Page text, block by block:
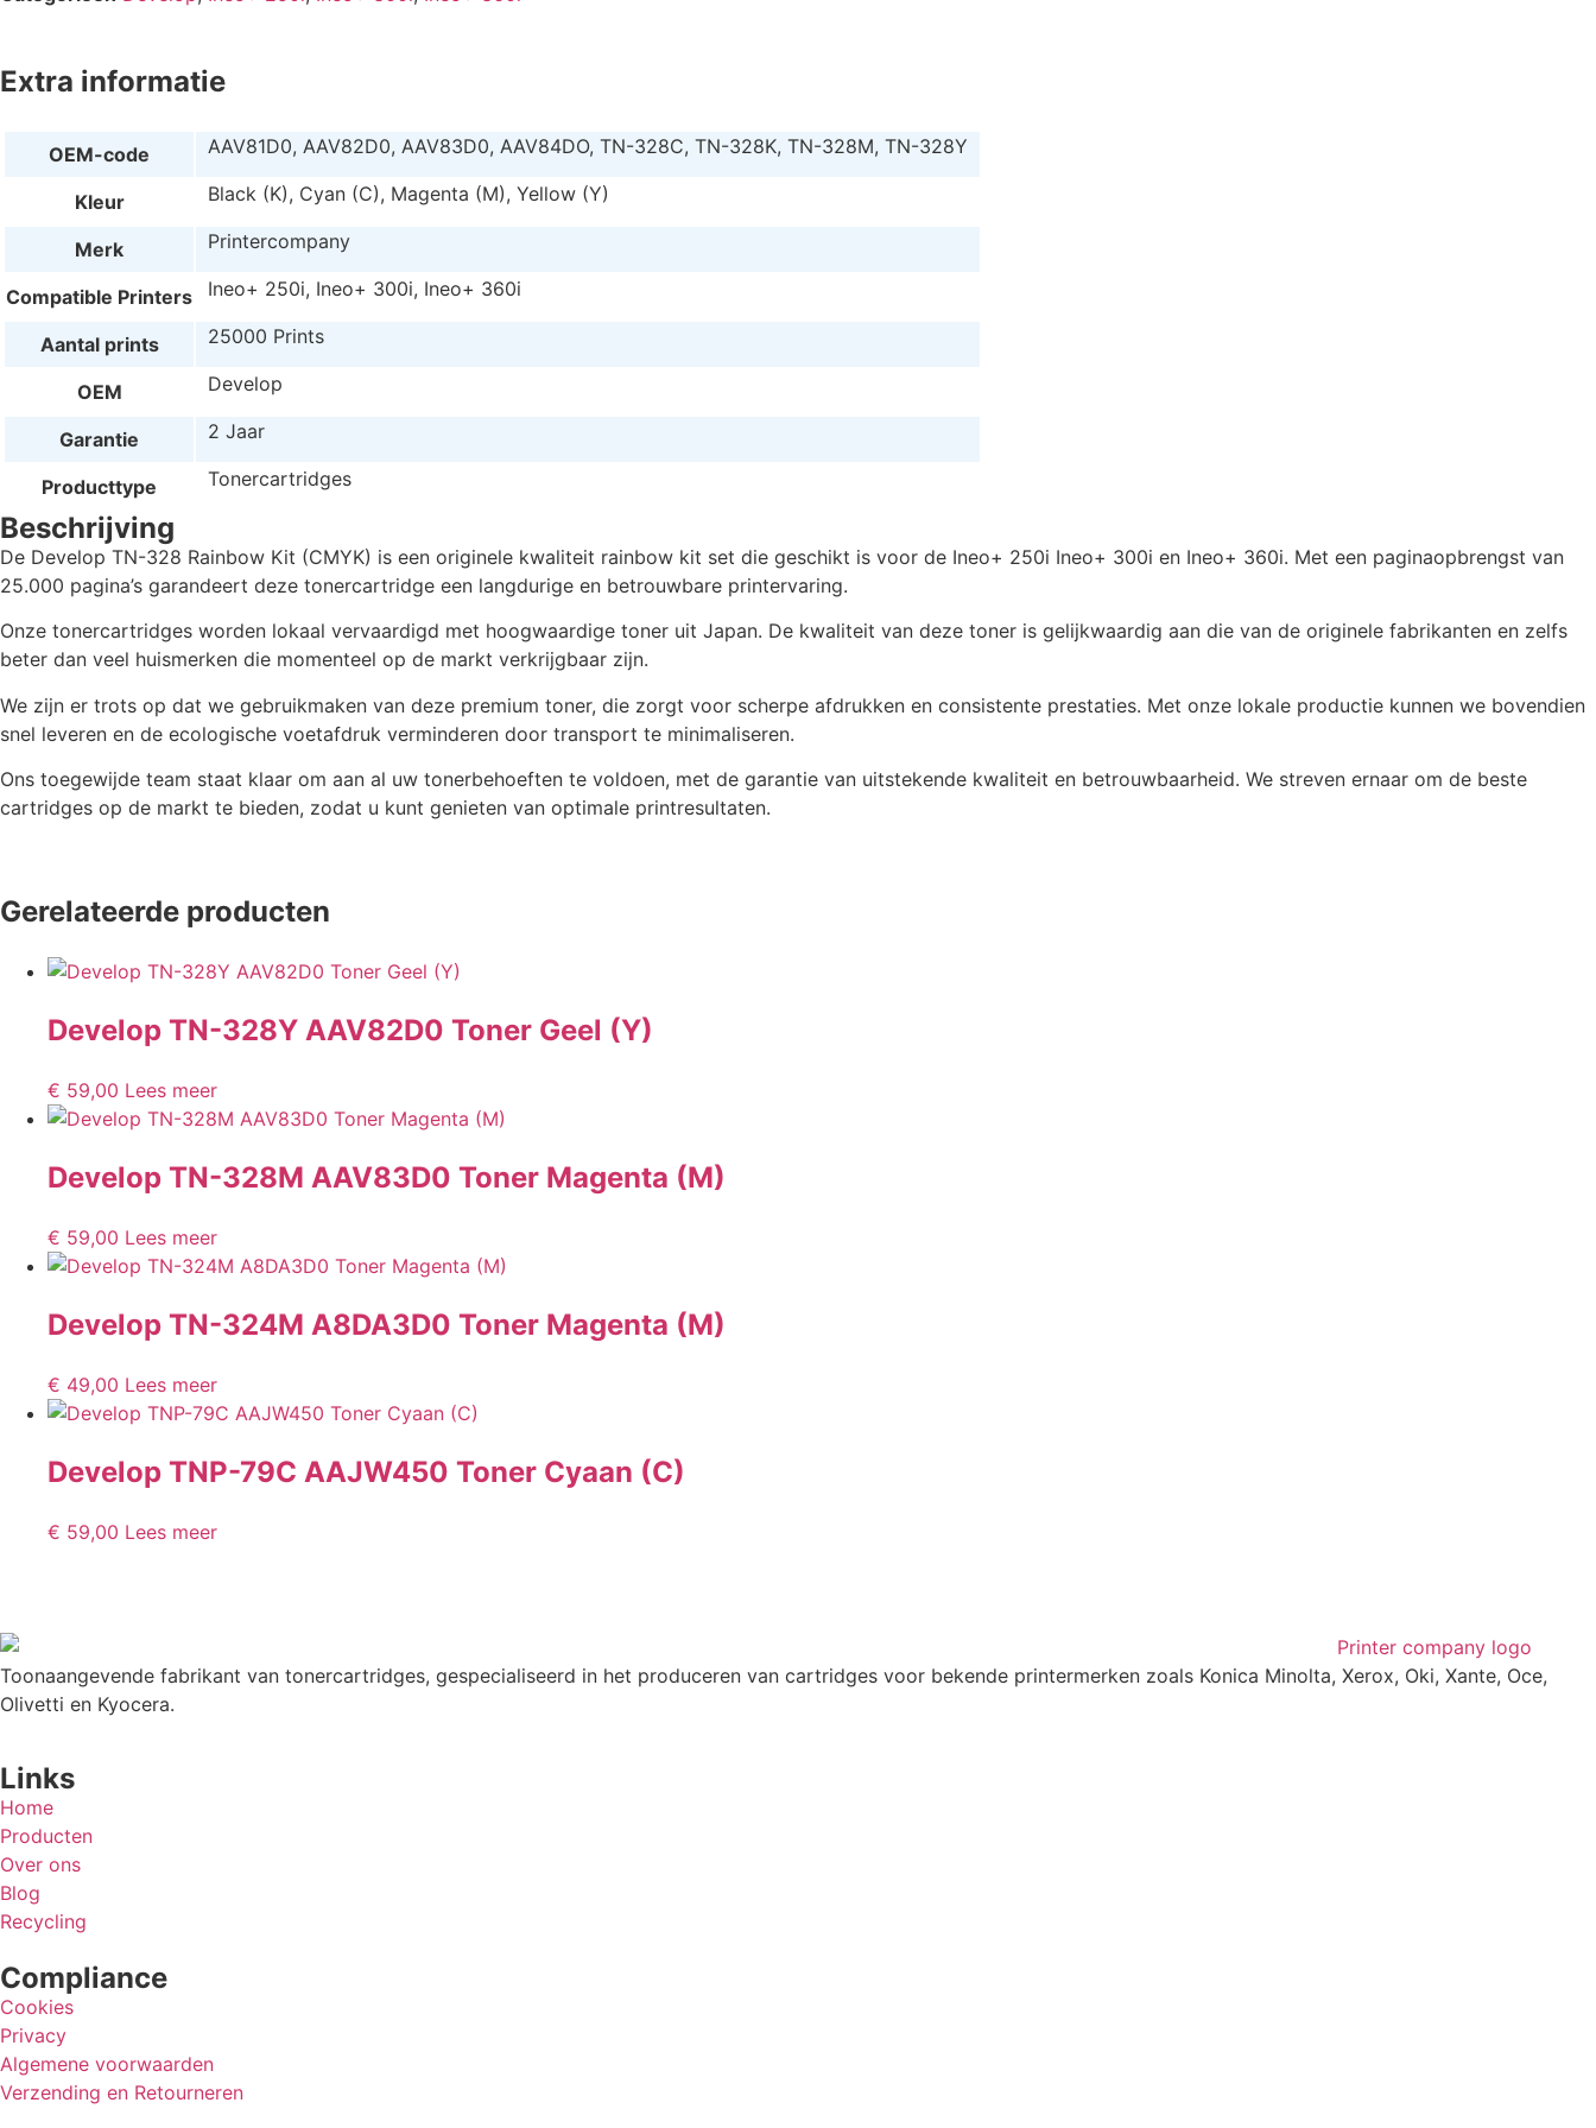
Extra informatie
OEM-code AAV81D0, AAV82D0, AAV83D0, AAV84DO, TN-328C, TN-328K, TN-328M, TN-328Y
Kleur Black (K), Cyan (C), Magenta (M), Yellow (Y)
Merk Printercompany
Compatible Printers Ineo+ 250i, Ineo+ 300i, Ineo+ 360i
Aantal prints 25000 Prints
OEM Develop
Garantie 2 Jaar
Producttype Tonercartridges
Beschrijving
De Develop TN-328 Rainbow Kit (CMYK) is een originele kwaliteit rainbow kit set die geschikt is voor de Ineo+ 250i Ineo+ 300i en Ineo+ 360i. Met een paginaopbrengst van
25.000 pagina’s garandeert deze tonercartridge een langdurige en betrouwbare printervaring.
Onze tonercartridges worden lokaal vervaardigd met hoogwaardige toner uit Japan. De kwaliteit van deze toner is gelijkwaardig aan die van de originele fabrikanten en zelfs
beter dan veel huismerken die momenteel op de markt verkrijgbaar zijn.
We zijn er trots op dat we gebruikmaken van deze premium toner, die zorgt voor scherpe afdrukken en consistente prestaties. Met onze lokale productie kunnen we bovendien
snel leveren en de ecologische voetafdruk verminderen door transport te minimaliseren.
Ons toegewijde team staat klaar om aan al uw tonerbehoeften te voldoen, met de garantie van uitstekende kwaliteit en betrouwbaarheid. We streven ernaar om de beste
cartridges op de markt te bieden, zodat u kunt genieten van optimale printresultaten.
Gerelateerde producten
Develop TN-328Y AAV82D0 Toner Geel (Y)
€ 59,00 Lees meer
Develop TN-328M AAV83D0 Toner Magenta (M)
€ 59,00 Lees meer
Develop TN-324M A8DA3D0 Toner Magenta (M)
€ 49,00 Lees meer
Develop TNP-79C AAJW450 Toner Cyaan (C)
€ 59,00 Lees meer
Toonaangevende fabrikant van tonercartridges, gespecialiseerd in het produceren van cartridges voor bekende printermerken zoals Konica Minolta, Xerox, Oki, Xante, Oce,
Olivetti en Kyocera.
Links
Home
Producten
Over ons
Blog
Recycling
Compliance
Cookies
Privacy
Algemene voorwaarden
Verzending en Retourneren